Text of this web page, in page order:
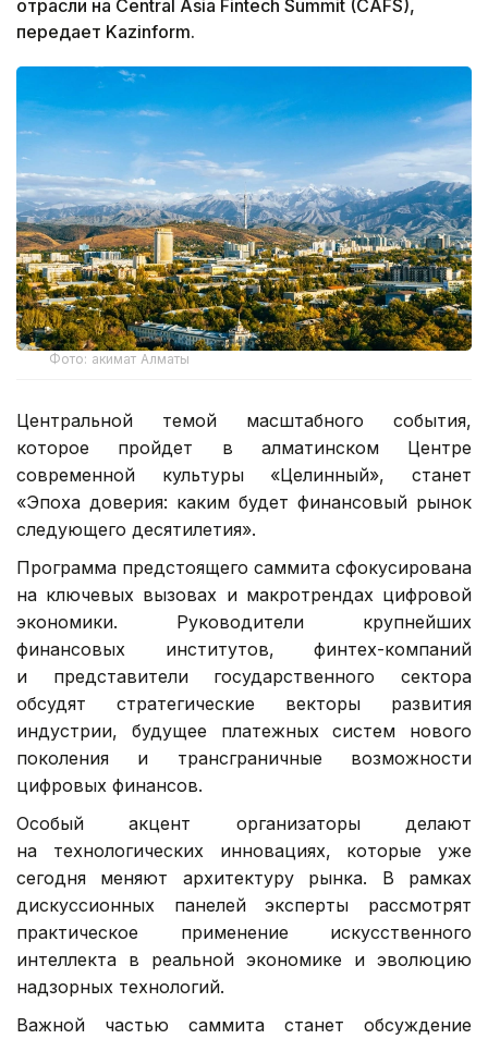
отрасли на Central Asia Fintech Summit (CAFS),
передает Kazinform.
Фото: акимат Алматы
Центральной темой масштабного события,
которое пройдет в алматинском Центре
современной культуры «Целинный», станет
«Эпоха доверия: каким будет финансовый рынок
следующего десятилетия».
Программа предстоящего саммита сфокусирована
на ключевых вызовах и макротрендах цифровой
экономики. Руководители крупнейших
финансовых институтов, финтех-компаний
и представители государственного сектора
обсудят стратегические векторы развития
индустрии, будущее платежных систем нового
поколения и трансграничные возможности
цифровых финансов.
Особый акцент организаторы делают
на технологических инновациях, которые уже
сегодня меняют архитектуру рынка. В рамках
дискуссионных панелей эксперты рассмотрят
практическое применение искусственного
интеллекта в реальной экономике и эволюцию
надзорных технологий.
Важной частью саммита станет обсуждение